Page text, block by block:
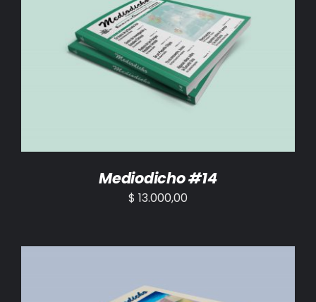
AÑADIR AL CARRITO / DETALLES
Mediodicho #14
$ 13.000,00